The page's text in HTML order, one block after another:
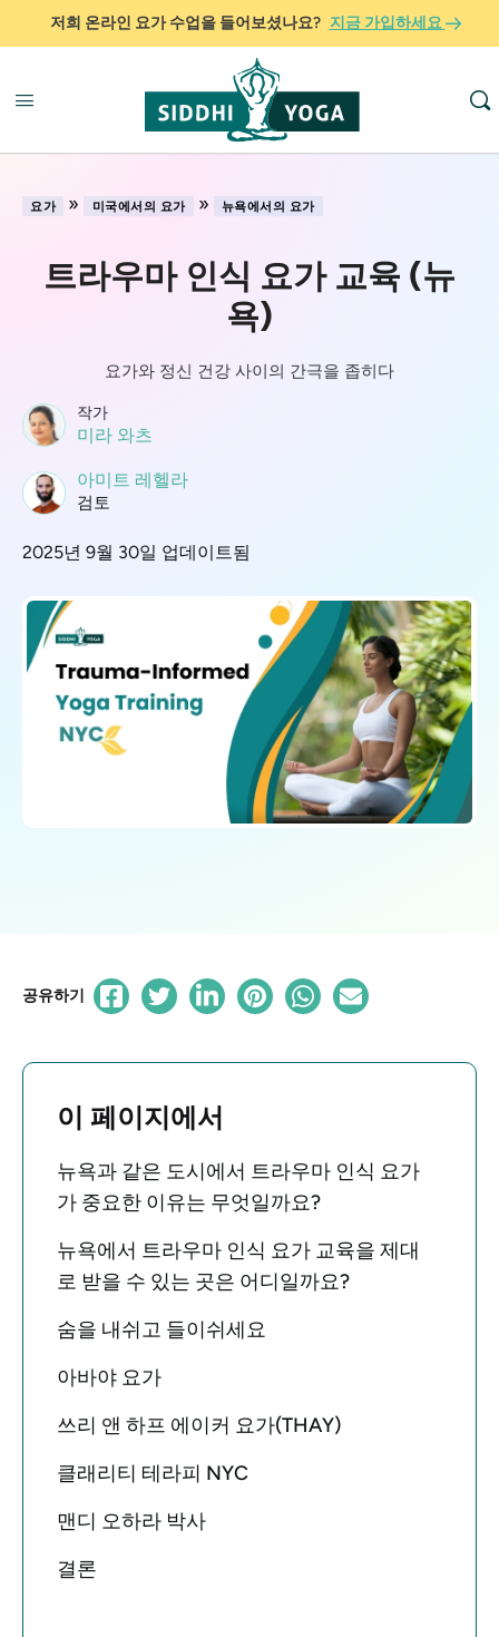
저희 온라인 요가 수업을 들어보셨나요? 지금 가입하세요
요가 » 미국에서의 요가 » 뉴욕에서의 요가
트라우마 인식 요가 교육 (뉴
욕)
요가와 정신 건강 사이의 간극을 좁히다
작가
미라 와츠
아미트 레헬라
검토
2025년 9월 30일 업데이트됨
공유하기
이 페이지에서
뉴욕과 같은 도시에서 트라우마 인식 요가
가 중요한 이유는 무엇일까요?
뉴욕에서 트라우마 인식 요가 교육을 제대
로 받을 수 있는 곳은 어디일까요?
숨을 내쉬고 들이쉬세요
아바야 요가
쓰리 앤 하프 에이커 요가(THAY)
클래리티 테라피 NYC
맨디 오하라 박사
결론